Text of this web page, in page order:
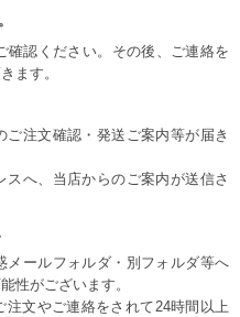
確認ください。その後、ご連絡を
ます。
注文確認・発送ご案内等が届き
へ、当店からのご案内が送信さ
メールフォルダ・別フォルダ等へ
性がございます。
文やご連絡をされて24時間以上